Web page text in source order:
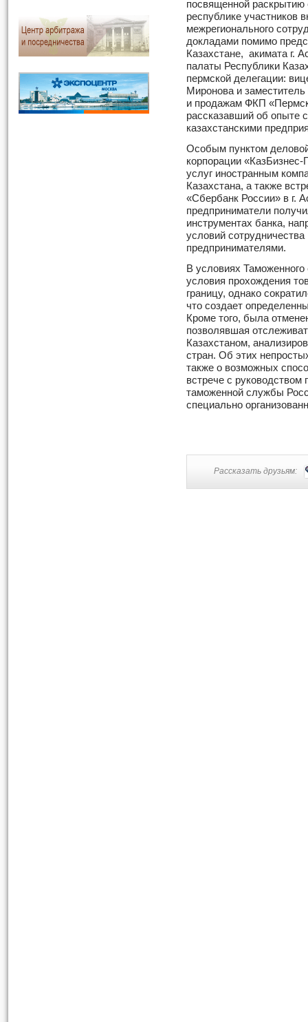
посвященной раскрытию
республике участников
межрегионального
докладами помимо
Казахстане, акимата г.
палаты Республики
пермской делегации:
Миронова и заместитель
и продажам ФКП
рассказавший об опыте
казахстанскими
Особым пунктом
корпорации
услуг иностранным
Казахстана, а также
«Сбербанк России» в г.
предприниматели
инструментах банка,
условий
предпринимателями.
В условиях
условия прохождения
границу, однако
что создает
Кроме того, была
позволявшая
Казахстаном,
стран. Об этих
также о возможных
встрече с руководством
таможенной службы
специально
Рассказать друзьям: